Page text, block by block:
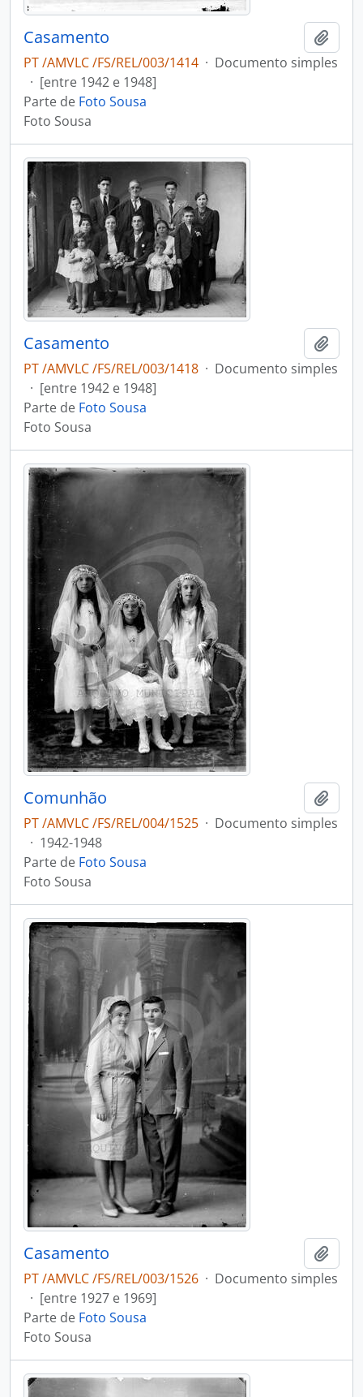
Casamento
PT /AMVLC /FS/REL/003/1414 · Documento simples
· [entre 1942 e 1948]
Parte de Foto Sousa
Foto Sousa
Casamento
PT /AMVLC /FS/REL/003/1418 · Documento simples
· [entre 1942 e 1948]
Parte de Foto Sousa
Foto Sousa
Comunhão
PT /AMVLC /FS/REL/004/1525 · Documento simples
· 1942-1948
Parte de Foto Sousa
Foto Sousa
Casamento
PT /AMVLC /FS/REL/003/1526 · Documento simples
· [entre 1927 e 1969]
Parte de Foto Sousa
Foto Sousa